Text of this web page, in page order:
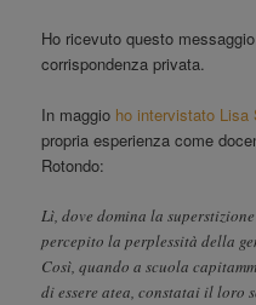
Ho ricevuto questo
corrispondenza privata.
In maggio ho intervistato Lisa
propria esperienza come
Rotondo:
Lì, dove domina la
percepito la perplessità della
Così, quando a scuola
di essere atea, constatai il loro